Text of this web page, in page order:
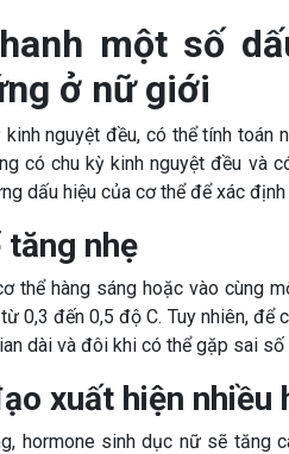
một số
ở nữ giới
nguyệt đều, có thể tính toán
có chu kỳ kinh nguyệt đều và
dấu hiệu của cơ thể để xác
nhẹ
thể hàng sáng hoặc vào cùng
0,3 đến 0,5 độ C. Tuy nhiên,
dài và đôi khi có thể gặp sai
xuất hiện nhiều
hormone sinh dục nữ sẽ tăng